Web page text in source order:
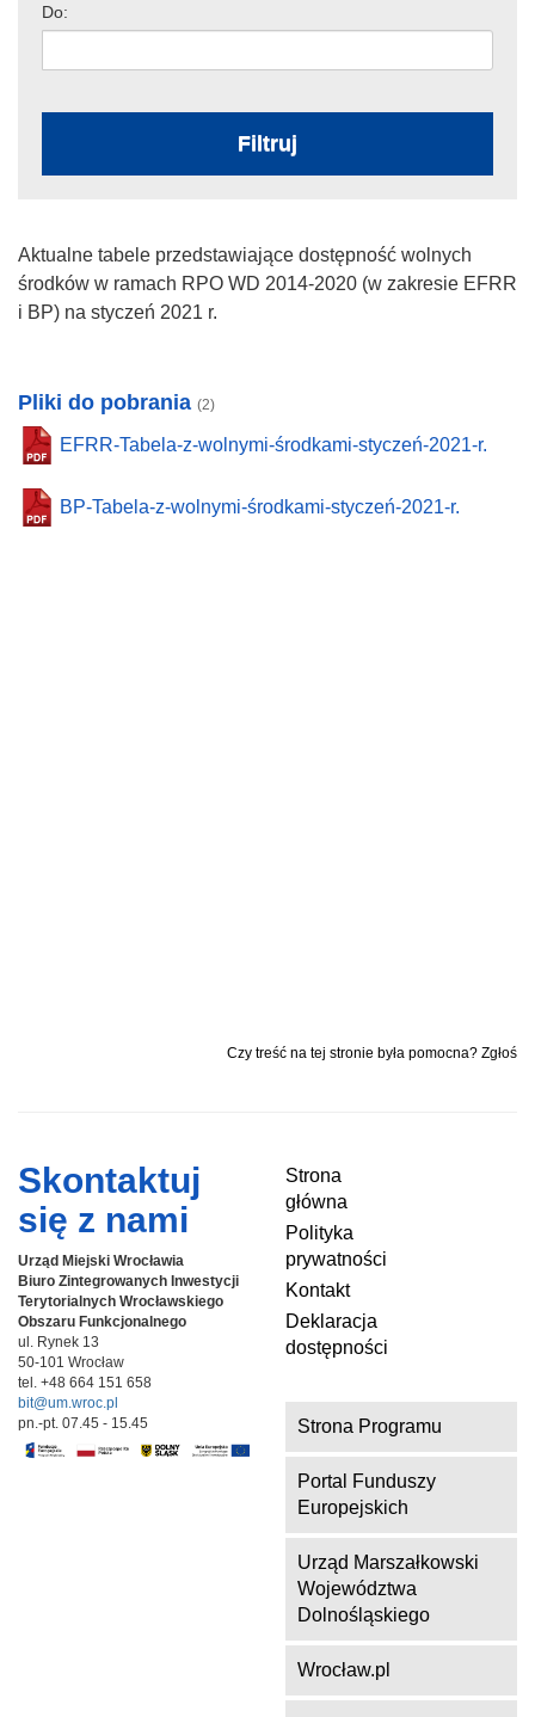
Do:
Filtruj
Aktualne tabele przedstawiające dostępność wolnych
środków w ramach RPO WD 2014-2020 (w zakresie EFRR
i BP) na styczeń 2021 r.
Pliki do pobrania (2)
EFRR-Tabela-z-wolnymi-środkami-styczeń-2021-r.
BP-Tabela-z-wolnymi-środkami-styczeń-2021-r.
Czy treść na tej stronie była pomocna? Zgłoś
Skontaktuj
się z nami
Urząd Miejski Wrocławia
Biuro Zintegrowanych Inwestycji
Terytorialnych Wrocławskiego
Obszaru Funkcjonalnego
ul. Rynek 13
50-101 Wrocław
tel. +48 664 151 658
bit@um.wroc.pl
pn.-pt. 07.45 - 15.45
Strona
główna
Polityka
prywatności
Kontakt
Deklaracja
dostępności
Strona Programu
Portal Funduszy
Europejskich
Urząd Marszałkowski
Województwa
Dolnośląskiego
Wrocław.pl